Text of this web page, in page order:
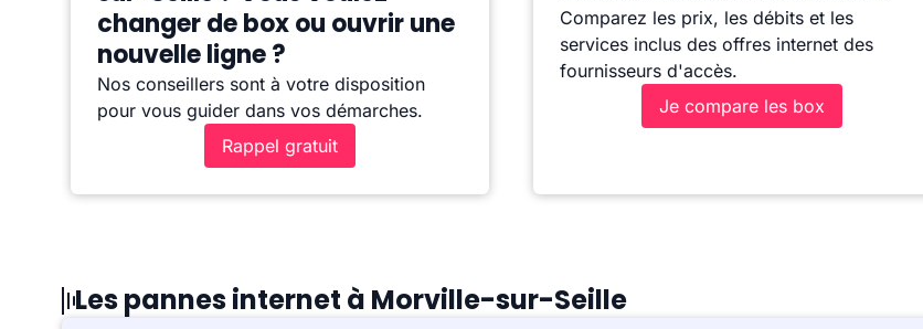
changer de box ou ouvrir une
nouvelle ligne ?
Nos conseillers sont à votre disposition
pour vous guider dans vos démarches.
Rappel gratuit
Comparez les prix, les débits et les
services inclus des offres internet des
fournisseurs d'accès.
Je compare les box
Les pannes internet à Morville-sur-Seille